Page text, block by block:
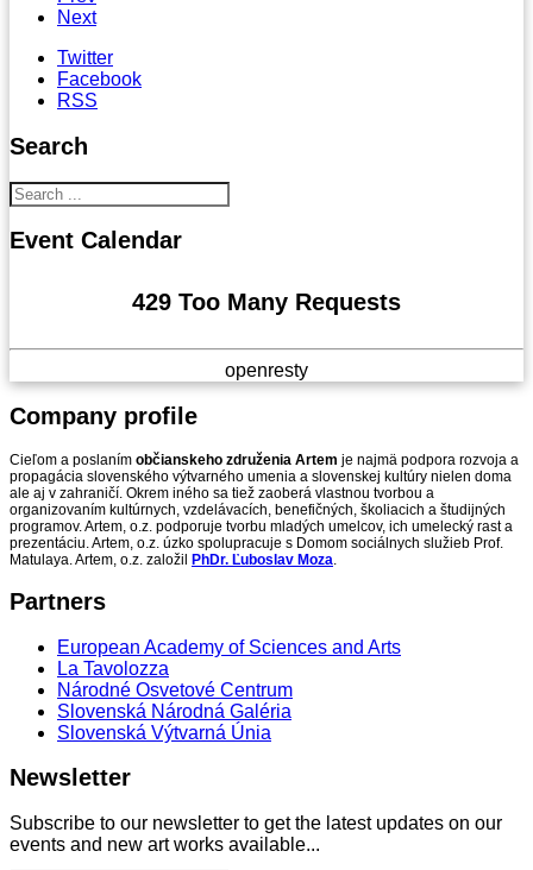
Next
Twitter
Facebook
RSS
Search
Event Calendar
429 Too Many Requests
openresty
Company profile
Cieľom a poslaním občianskeho združenia Artem je najmä podpora rozvoja a
propagácia slovenského výtvarného umenia a slovenskej kultúry nielen doma
ale aj v zahraničí. Okrem iného sa tiež zaoberá vlastnou tvorbou a
organizovaním kultúrnych, vzdelávacích, benefičných, školiacich a študijných
programov. Artem, o.z. podporuje tvorbu mladých umelcov, ich umelecký rast a
prezentáciu. Artem, o.z. úzko spolupracuje s Domom sociálnych služieb Prof.
Matulaya. Artem, o.z. založil PhDr. Ľuboslav Moza
Partners
European Academy of Sciences and Arts
La Tavolozza
Národné Osvetové Centrum
Slovenská Národná Galéria
Slovenská Výtvarná Únia
Newsletter
Subscribe to our newsletter to get the latest updates on our
events and new art works available...